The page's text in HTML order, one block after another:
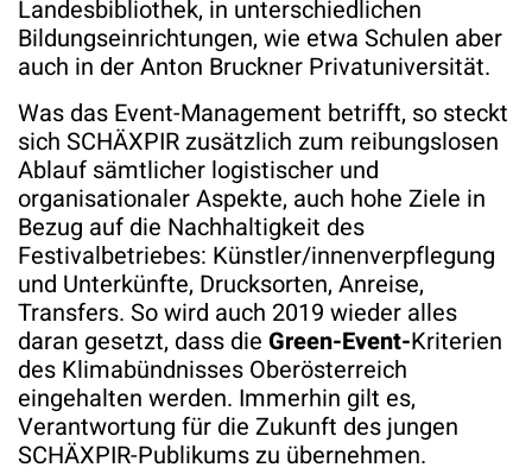
Landesbibliothek, in unterschiedlichen
Bildungseinrichtungen, wie etwa Schulen aber
auch in der Anton Bruckner Privatuniversität.
Was das Event-Management betrifft, so steckt
sich SCHÄXPIR zusätzlich zum reibungslosen
Ablauf sämtlicher logistischer und
organisationaler Aspekte, auch hohe Ziele in
Bezug auf die Nachhaltigkeit des
Festivalbetriebes: Künstler/innenverpflegung
und Unterkünfte, Drucksorten, Anreise,
Transfers. So wird auch 2019 wieder alles
daran gesetzt, dass die Green-Event-Kriterien
des Klimabündnisses Oberösterreich
eingehalten werden. Immerhin gilt es,
Verantwortung für die Zukunft des jungen
SCHÄXPIR-Publikums zu übernehmen.